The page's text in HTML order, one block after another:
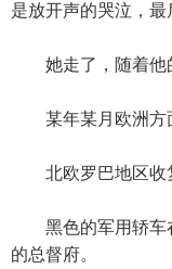
是放开声的哭泣，最
她走了，随着他
某年某月欧洲方
北欧罗巴地区收
黑色的军用轿车
的总督府。